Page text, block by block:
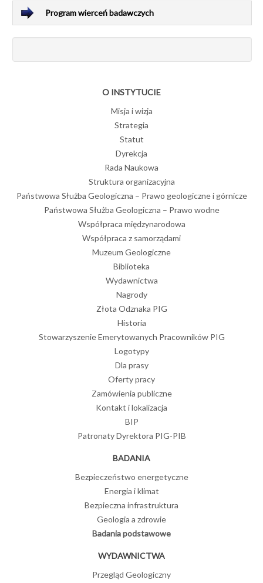
Program wierceń badawczych
O INSTYTUCIE
Misja i wizja
Strategia
Statut
Dyrekcja
Rada Naukowa
Struktura organizacyjna
Państwowa Służba Geologiczna – Prawo geologiczne i górnicze
Państwowa Służba Geologiczna – Prawo wodne
Współpraca międzynarodowa
Współpraca z samorządami
Muzeum Geologiczne
Biblioteka
Wydawnictwa
Nagrody
Złota Odznaka PIG
Historia
Stowarzyszenie Emerytowanych Pracowników PIG
Logotypy
Dla prasy
Oferty pracy
Zamówienia publiczne
Kontakt i lokalizacja
BIP
Patronaty Dyrektora PIG-PIB
BADANIA
Bezpieczeństwo energetyczne
Energia i klimat
Bezpieczna infrastruktura
Geologia a zdrowie
Badania podstawowe
WYDAWNICTWA
Przegląd Geologiczny